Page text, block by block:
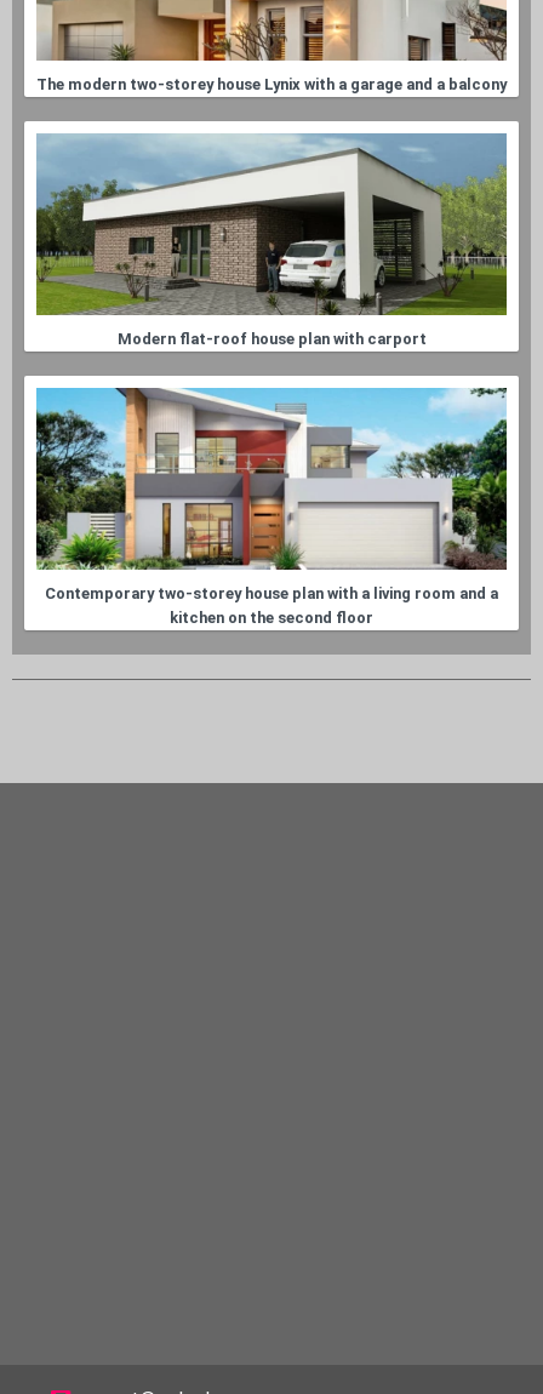
The modern two-storey house Lynix with a garage and a balcony
Modern flat-roof house plan with carport
Contemporary two-storey house plan with a living room and a
kitchen on the second floor